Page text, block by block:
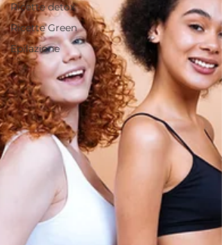
Ricette detox
Ricette Green
Epilazione